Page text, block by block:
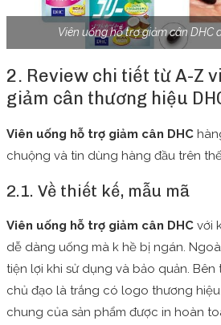
Viên uống hỗ trợ giảm cân DHC
2. Review chi tiết từ A-Z
giảm cân thương hiệu
Viên uống hỗ trợ giảm cân DHC
chuộng và tin dùng hàng đầu trên thế
2.1. Về thiết kế, mẫu mã
Viên uống hỗ trợ giảm cân DHC với
dễ dàng uống mà k hề bị ngán.
tiện lợi khi sử dụng và bảo quản. Bên
chủ đạo là trắng có logo thương
chung của sản phẩm được in hoàn